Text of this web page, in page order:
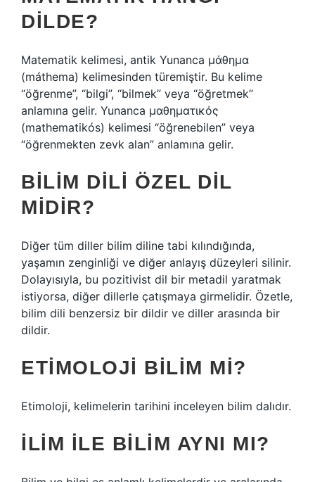
DILDE?
Matematik kelimesi, antik Yunanca μάθημα
(máthema) kelimesinden türemiştir. Bu kelime
“öğrenme”, “bilgi”, “bilmek” veya “öğretmek”
anlamına gelir. Yunanca μαθηματικός
(mathematikós) kelimesi “öğrenebilen” veya
“öğrenmekten zevk alan” anlamına gelir.
BILIM DILI ÖZEL DIL
MIDIR?
Diğer tüm diller bilim diline tabi kılındığında,
yaşamın zenginliği ve diğer anlayış düzeyleri silinir.
Dolayısıyla, bu pozitivist dil bir metadil yaratmak
istiyorsa, diğer dillerle çatışmaya girmelidir. Özetle,
bilim dili benzersiz bir dildir ve diller arasında bir
dildir.
ETIMOLOJI BILIM MI?
Etimoloji, kelimelerin tarihini inceleyen bilim dalıdır.
İLIM ILE BILIM AYNI MI?